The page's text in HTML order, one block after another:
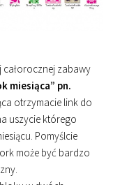
całorocznej zabawy
miesiąca” pn.
otrzymacie link do
uszycie którego
Pomyślcie
może być bardzo